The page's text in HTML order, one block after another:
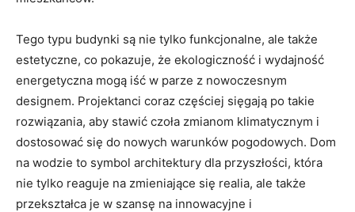
Tego typu⁤ budynki są nie⁢ tylko funkcjonalne,⁤ ale także
estetyczne, co pokazuje,⁢ że​ ekologiczność​ i wydajność
energetyczna mogą⁤ iść w parze​ z nowoczesnym
designem. Projektanci coraz ​częściej sięgają po takie
rozwiązania,‍ aby stawić czoła zmianom klimatycznym ‌i
dostosować⁢ się ‌do nowych warunków pogodowych.⁤ Dom
na wodzie to ‌symbol architektury ⁢dla przyszłości, która
nie tylko reaguje na zmieniające‌ się realia, ale także
przekształca ⁣je ⁢w szansę na innowacyjne i